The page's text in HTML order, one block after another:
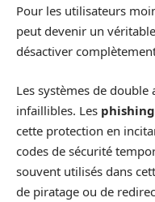
Pour les utilisateurs
peut devenir un
désactiver
Les systèmes de
infaillibles. Les phishing
cette protection en
codes de sécurité
souvent utilisés dans
de piratage ou de